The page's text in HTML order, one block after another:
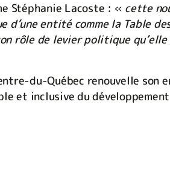
Stéphanie Lacoste : « cette
entité comme la Table
rôle de levier politique qu’elle
du-Québec renouvelle son
et inclusive du